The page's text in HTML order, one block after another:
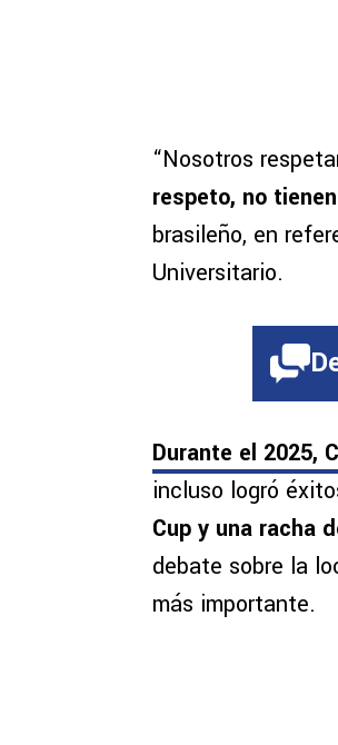
“Nosotros
respeto, no
brasileño, en
Universitario.
Durante el 2025,
incluso logró
Cup y una racha
debate sobre la
más importante.